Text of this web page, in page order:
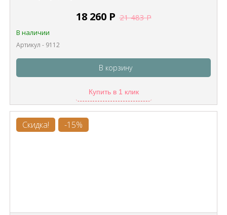
18 260 Р 21 483Р
В наличии
Артикул - 9112
В корзину
Купить в 1 клик
Скидка! -15%